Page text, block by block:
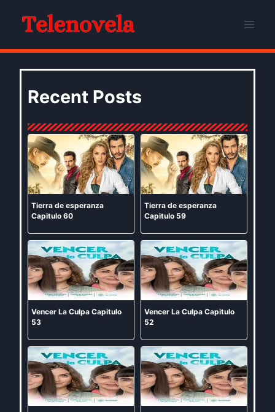
Recent Posts
Tierra de esperanza
Capitulo 60
Tierra de esperanza
Capitulo 59
Vencer La Culpa Capitulo
53
Vencer La Culpa Capitulo
52